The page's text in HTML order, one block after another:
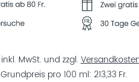
inkl. MwSt. und zzgl.
Grundpreis pro 100 ml 213,33 Fr.